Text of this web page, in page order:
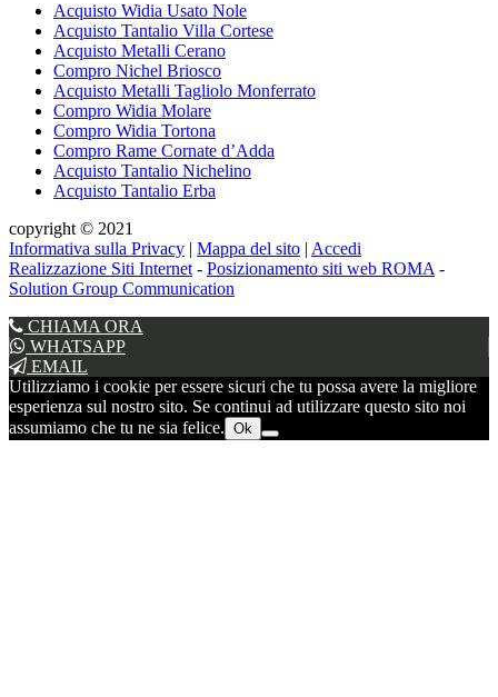
Acquisto Widia Usato Nole
Acquisto Tantalio Villa Cortese
Acquisto Metalli Cerano
Compro Nichel Briosco
Acquisto Metalli Tagliolo Monferrato
Compro Widia Molare
Compro Widia Tortona
Compro Rame Cornate d’Adda
Acquisto Tantalio Nichelino
Acquisto Tantalio Erba
copyright © 2021
Informativa sulla Privacy | Mappa del sito | Accedi
Realizzazione Siti Internet - Posizionamento siti web ROMA -
Solution Group Communication
CHIAMA ORA
WHATSAPP
EMAIL
Utilizziamo i cookie per essere sicuri che tu possa avere la migliore
esperienza sul nostro sito. Se continui ad utilizzare questo sito noi
assumiamo che tu ne sia felice. Ok